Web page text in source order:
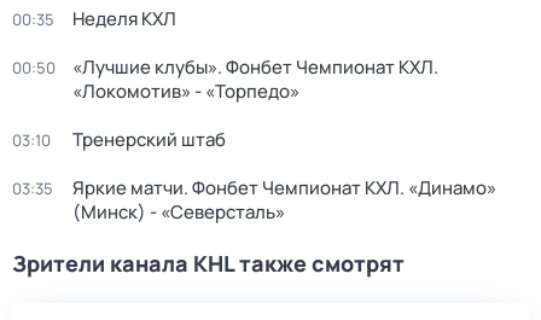
00:35 Неделя КХЛ
00:50
«Лучшие клубы». Фонбет Чемпионат КХЛ.
«Локомотив» - «Торпедо»
03:10 Тренерский штаб
03:35
Яркие матчи. Фонбет Чемпионат КХЛ. «Динамо»
(Минск) - «Северсталь»
Зрители канала KHL также смотрят